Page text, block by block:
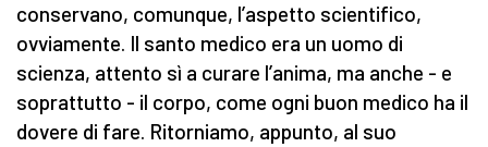
conservano, comunque, l’aspetto scientifico,
ovviamente. Il santo medico era un uomo di
scienza, attento sì a curare l’anima, ma anche - e
soprattutto - il corpo, come ogni buon medico ha il
dovere di fare. Ritorniamo, appunto, al suo